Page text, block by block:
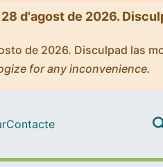
d'agost de 2026.
de 2026. Disculpad las
for any inconvenience.
Contacte